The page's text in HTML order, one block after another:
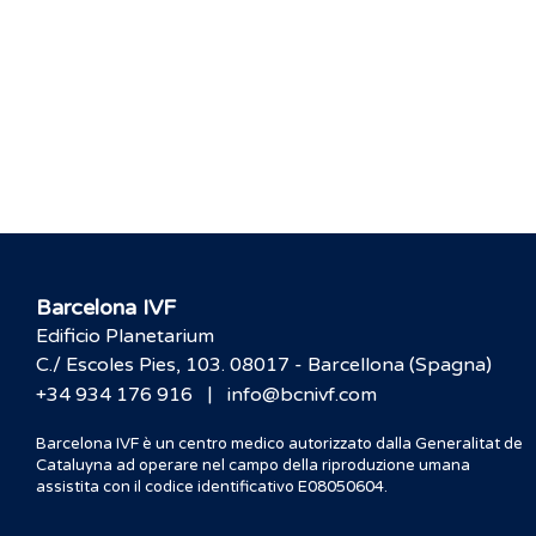
Barcelona IVF
Edificio Planetarium
C./ Escoles Pies, 103. 08017 - Barcellona (Spagna)
+34 934 176 916
| info@bcnivf.com
Barcelona IVF è un centro medico autorizzato dalla Generalitat de
Cataluyna ad operare nel campo della riproduzione umana
assistita con il codice identificativo E08050604.